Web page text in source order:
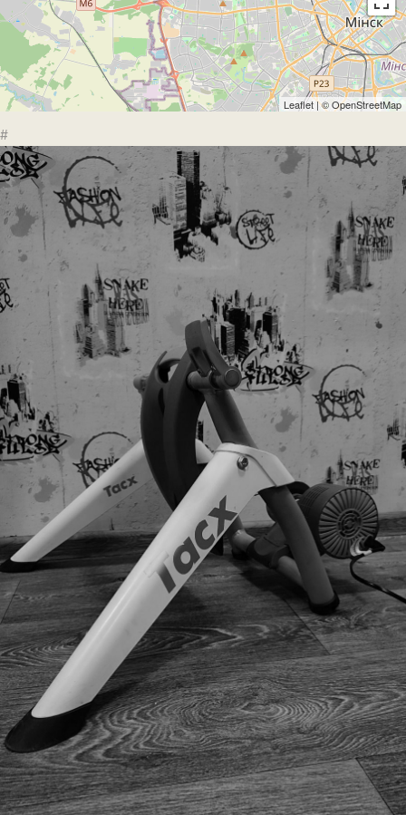
Leaflet| ©OpenStreetMap
#